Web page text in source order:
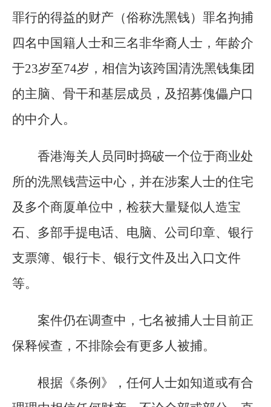
罪行的得益的财产（俗称洗黑钱）罪名拘捕
四名中国籍人士和三名非华裔人士，年龄介
于23岁至74岁，相信为该跨国清洗黑钱集团
的主脑、骨干和基层成员，及招募傀儡户口
的中介人。
香港海关人员同时捣破一个位于商业处
所的洗黑钱营运中心，并在涉案人士的住宅
及多个商厦单位中，检获大量疑似人造宝
石、多部手提电话、电脑、公司印章、银行
支票簿、银行卡、银行文件及出入口文件
等。
案件仍在调查中，七名被捕人士目前正
保释候查，不排除会有更多人被捕。
根据《条例》，任何人士如知道或有合